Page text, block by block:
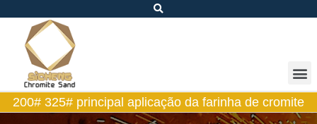
200# 325# principal aplicação da farinha de cromite